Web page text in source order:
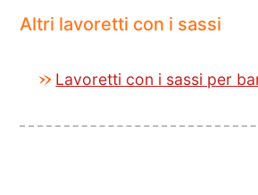
Altri lavoretti con i sassi
Lavoretti con i sassi per